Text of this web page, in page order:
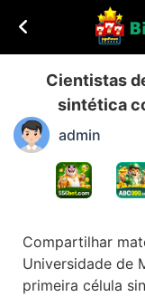
Cientistas
sintética
admin
Compartilhar
Universidade de
primeira célula